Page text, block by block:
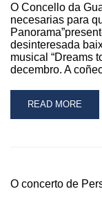
O Concello da
necesarias para
desinteresada
musical “Dreams
decembro. A
READ
MORE
CONCERTO
READ MORE
O concerto de